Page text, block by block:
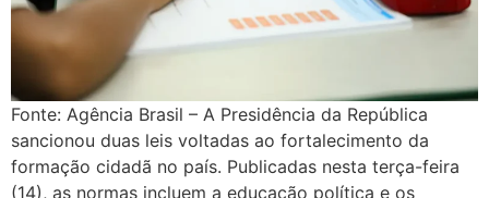
Fonte: Agência Brasil – A Presidência da República
sancionou duas leis voltadas ao fortalecimento da
formação cidadã no país. Publicadas nesta terça-feira
(14), as normas incluem a educação política e os